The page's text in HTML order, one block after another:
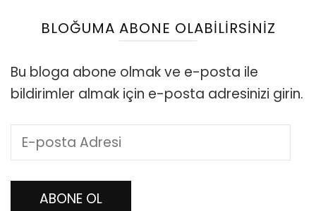
BLOĞUMA ABONE OLABILIRSINIZ
Bu bloga abone olmak ve e-posta ile
bildirimler almak için e-posta adresinizi girin.
E-
posta
Adresi
ABONE OL